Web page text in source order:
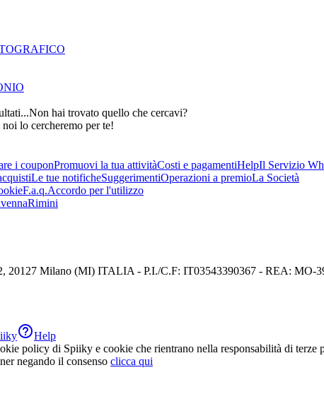
Non hai trovato quello che cercavi?
noi lo cercheremo per te!
i couponPromuovi la tua attivitàCosti e pagamentiHelpIl Servizio
Le tue notificheSuggerimentiOperazioni a premioLa Società
F.a.q.Accordo per l'utilizzo
Rimini
20127 Milano (MI) ITALIA - P.I./C.F: IT03543390367 - REA: MO-
Help
policy di Spiiky e cookie che rientrano nella responsabilità di
negando il consenso clicca qui